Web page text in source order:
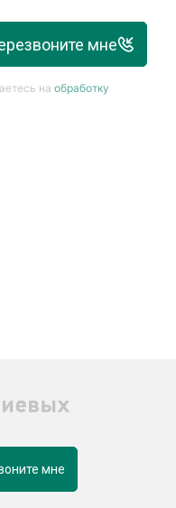
мне
наобработку
мне